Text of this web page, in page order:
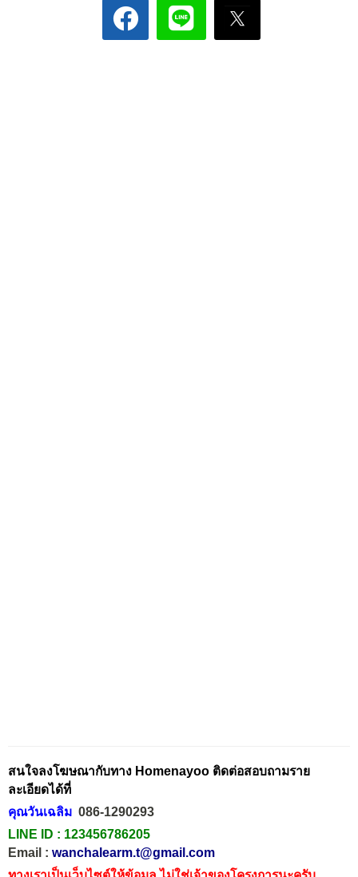
สนใจลงโฆษณากับทาง Homenayoo ติดต่อสอบถามราย
ละเอียดได้ที่
คุณวันเฉลิม 086-1290293
LINE ID : 123456786205
Email : wanchalearm.t@gmail.com